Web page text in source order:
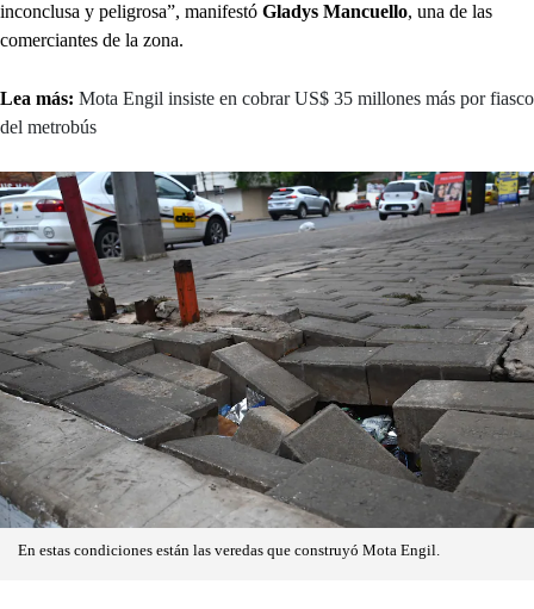
inconclusa y peligrosa”, manifestó Gladys Mancuello, una de las
comerciantes de la zona.
Lea más: Mota Engil insiste en cobrar US$ 35 millones más por fiasco
del metrobús
En estas condiciones están las veredas que construyó Mota Engil.